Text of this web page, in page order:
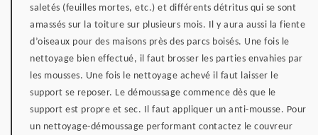
saletés (feuilles mortes, etc.) et différents détritus qui se sont
amassés sur la toiture sur plusieurs mois. Il y aura aussi la fiente
d’oiseaux pour des maisons près des parcs boisés. Une fois le
nettoyage bien effectué, il faut brosser les parties envahies par
les mousses. Une fois le nettoyage achevé il faut laisser le
support se reposer. Le démoussage commence dès que le
support est propre et sec. Il faut appliquer un anti-mousse. Pour
un nettoyage-démoussage performant contactez le couvreur